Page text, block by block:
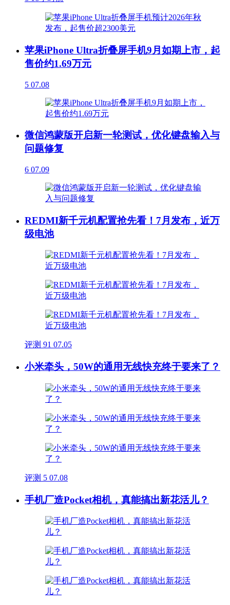
苹果iPhone Ultra折叠屏手机9月如期上市，起
售价约1.69万元
5 07.08
微信鸿蒙版开启新一轮测试，优化键盘输入与
问题修复
6 07.09
REDMI新千元机配置抢先看！7月发布，近万
级电池
评测 91 07.05
小米牵头，50W的通用无线快充终于要来了？
评测 5 07.08
手机厂造Pocket相机，真能搞出新花活儿？